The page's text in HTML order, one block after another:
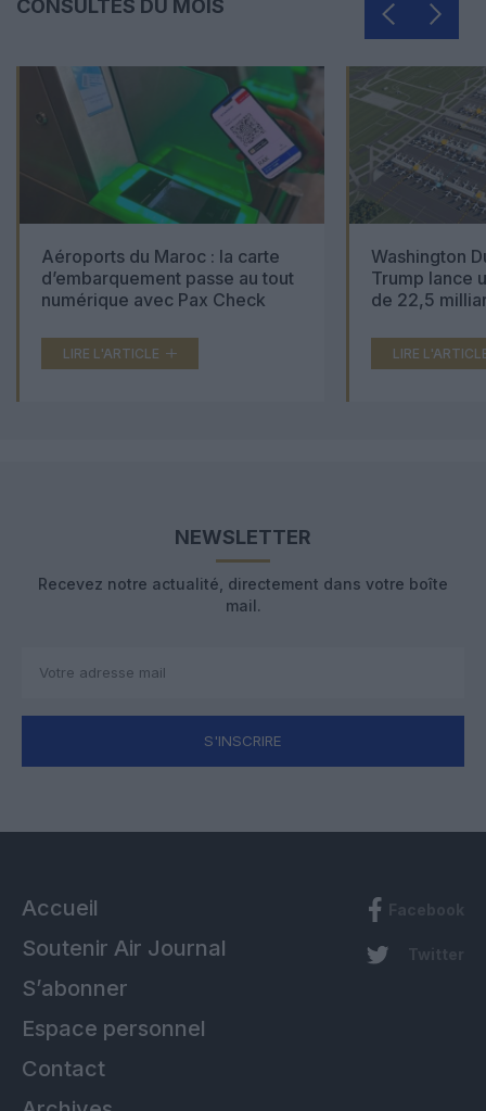
CONSULTÉS DU MOIS
Aéroports du Maroc : la carte
d’embarquement passe au tout
numérique avec Pax Check
LIRE L'ARTICLE
Washington
Trump lance
de 22,5
LIRE
NEWSLETTER
Recevez notre actualité, directement dans votre boîte
mail.
S'INSCRIRE
Accueil
Soutenir Air Journal
S’abonner
Espace personnel
Contact